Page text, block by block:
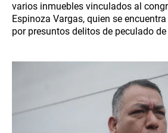
varios inmuebles vinculados al
Espinoza Vargas, quien se
por presuntos delitos de peculado